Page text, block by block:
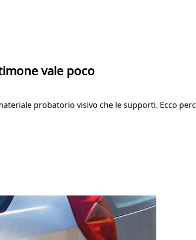
vale poco
probatorio visivo che le supporti. Ecco